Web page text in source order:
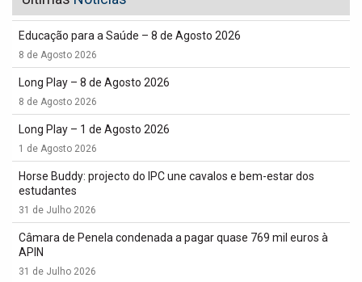
Educação para a Saúde – 8 de Agosto 2026
8 de Agosto 2026
Long Play – 8 de Agosto 2026
8 de Agosto 2026
Long Play – 1 de Agosto 2026
1 de Agosto 2026
Horse Buddy: projecto do IPC une cavalos e bem-estar dos
estudantes
31 de Julho 2026
Câmara de Penela condenada a pagar quase 769 mil euros à
APIN
31 de Julho 2026